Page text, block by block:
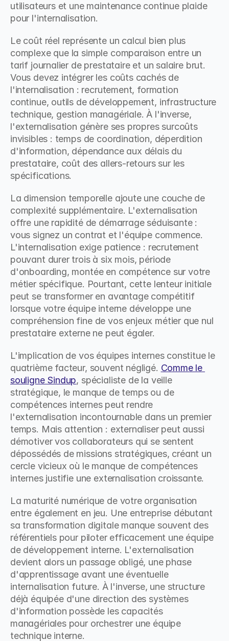
utilisateurs et une maintenance continue plaide
pour l'internalisation.
Le coût réel représente un calcul bien plus
complexe que la simple comparaison entre un
tarif journalier de prestataire et un salaire brut.
Vous devez intégrer les coûts cachés de
l'internalisation : recrutement, formation
continue, outils de développement, infrastructure
technique, gestion managériale. À l'inverse,
l'externalisation génère ses propres surcoûts
invisibles : temps de coordination, déperdition
d'information, dépendance aux délais du
prestataire, coût des allers-retours sur les
spécifications.
La dimension temporelle ajoute une couche de
complexité supplémentaire. L'externalisation
offre une rapidité de démarrage séduisante :
vous signez un contrat et l'équipe commence.
L'internalisation exige patience : recrutement
pouvant durer trois à six mois, période
d'onboarding, montée en compétence sur votre
métier spécifique. Pourtant, cette lenteur initiale
peut se transformer en avantage compétitif
lorsque votre équipe interne développe une
compréhension fine de vos enjeux métier que nul
prestataire externe ne peut égaler.
L'implication de vos équipes internes constitue le
quatrième facteur, souvent négligé. Comme le
souligne Sindup, spécialiste de la veille
stratégique, le manque de temps ou de
compétences internes peut rendre
l'externalisation incontournable dans un premier
temps. Mais attention : externaliser peut aussi
démotiver vos collaborateurs qui se sentent
dépossédés de missions stratégiques, créant un
cercle vicieux où le manque de compétences
internes justifie une externalisation croissante.
La maturité numérique de votre organisation
entre également en jeu. Une entreprise débutant
sa transformation digitale manque souvent des
référentiels pour piloter efficacement une équipe
de développement interne. L'externalisation
devient alors un passage obligé, une phase
d'apprentissage avant une éventuelle
internalisation future. À l'inverse, une structure
déjà équipée d'une direction des systèmes
d'information possède les capacités
managériales pour orchestrer une équipe
technique interne.